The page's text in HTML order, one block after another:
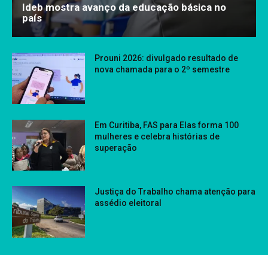
Ideb mostra avanço da educação básica no
país
Prouni 2026: divulgado resultado de
nova chamada para o 2º semestre
Em Curitiba, FAS para Elas forma 100
mulheres e celebra histórias de
superação
Justiça do Trabalho chama atenção para
assédio eleitoral